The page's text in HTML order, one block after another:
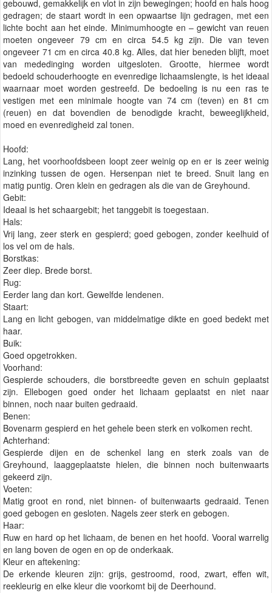
gebouwd, gemakkelijk en vlot in zijn bewegingen; hoofd en hals hoog
gedragen; de staart wordt in een opwaartse lijn gedragen, met een
lichte bocht aan het einde. Minimumhoogte en – gewicht van reuen
moeten ongeveer 79 cm en circa 54.5 kg zijn. Die van teven
ongeveer 71 cm en circa 40.8 kg. Alles, dat hier beneden blijft, moet
van mededinging worden uitgesloten. Grootte, hiermee wordt
bedoeld schouderhoogte en evenredige lichaamslengte, is het ideaal
waarnaar moet worden gestreefd. De bedoeling is nu een ras te
vestigen met een minimale hoogte van 74 cm (teven) en 81 cm
(reuen) en dat bovendien de benodigde kracht, beweeglijkheid,
moed en evenredigheid zal tonen.
Hoofd:
Lang, het voorhoofdsbeen loopt zeer weinig op en er is zeer weinig
inzinking tussen de ogen. Hersenpan niet te breed. Snuit lang en
matig puntig. Oren klein en gedragen als die van de Greyhound.
Gebit:
Ideaal is het schaargebit; het tanggebit is toegestaan.
Hals:
Vrij lang, zeer sterk en gespierd; goed gebogen, zonder keelhuid of
los vel om de hals.
Borstkas:
Zeer diep. Brede borst.
Rug:
Eerder lang dan kort. Gewelfde lendenen.
Staart:
Lang en licht gebogen, van middelmatige dikte en goed bedekt met
haar.
Buik:
Goed opgetrokken.
Voorhand:
Gespierde schouders, die borstbreedte geven en schuin geplaatst
zijn. Ellebogen goed onder het lichaam geplaatst en niet naar
binnen, noch naar buiten gedraaid.
Benen:
Bovenarm gespierd en het gehele been sterk en volkomen recht.
Achterhand:
Gespierde dijen en de schenkel lang en sterk zoals van de
Greyhound, laaggeplaatste hielen, die binnen noch buitenwaarts
gekeerd zijn.
Voeten:
Matig groot en rond, niet binnen- of buitenwaarts gedraaid. Tenen
goed gebogen en gesloten. Nagels zeer sterk en gebogen.
Haar:
Ruw en hard op het lichaam, de benen en het hoofd. Vooral warrelig
en lang boven de ogen en op de onderkaak.
Kleur en aftekening:
De erkende kleuren zijn: grijs, gestroomd, rood, zwart, effen wit,
reekleurig en elke kleur die voorkomt bij de Deerhound.